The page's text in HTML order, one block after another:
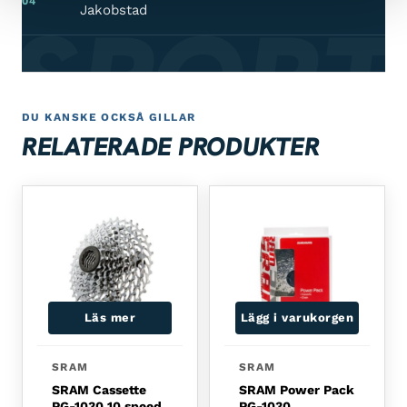
Jakobstad
DU KANSKE OCKSÅ GILLAR
RELATERADE PRODUKTER
Läs mer
SRAM
SRAM Cassette
Lägg i varukorgen
SRAM
SRAM Power Pack